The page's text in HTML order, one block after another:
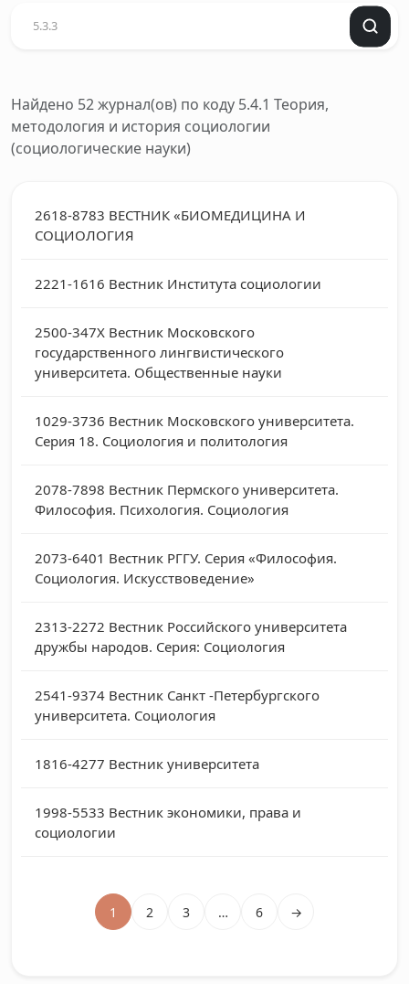
Найдено 52 журнал(ов) по коду 5.4.1 Теория,
методология и история социологии
(социологические науки)
2618-8783 ВЕСТНИК «БИОМЕДИЦИНА И
СОЦИОЛОГИЯ
2221-1616 Вестник Института социологии
2500-347X Вестник Московского
государственного лингвистического
университета. Общественные науки
1029-3736 Вестник Московского университета.
Серия 18. Социология и политология
2078-7898 Вестник Пермского университета.
Философия. Психология. Социология
2073-6401 Вестник РГГУ. Серия «Философия.
Социология. Искусствоведение»
2313-2272 Вестник Российского университета
дружбы народов. Серия: Социология
2541-9374 Вестник Санкт -Петербургского
университета. Социология
1816-4277 Вестник университета
1998-5533 Вестник экономики, права и
социологии
1 2 3 … 6 →